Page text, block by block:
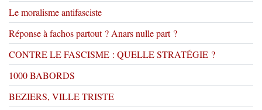
Le moralisme antifasciste
Réponse à fachos partout ? Anars nulle part ?
CONTRE LE FASCISME : QUELLE STRATÉGIE ?
1000 BABORDS
BEZIERS, VILLE TRISTE